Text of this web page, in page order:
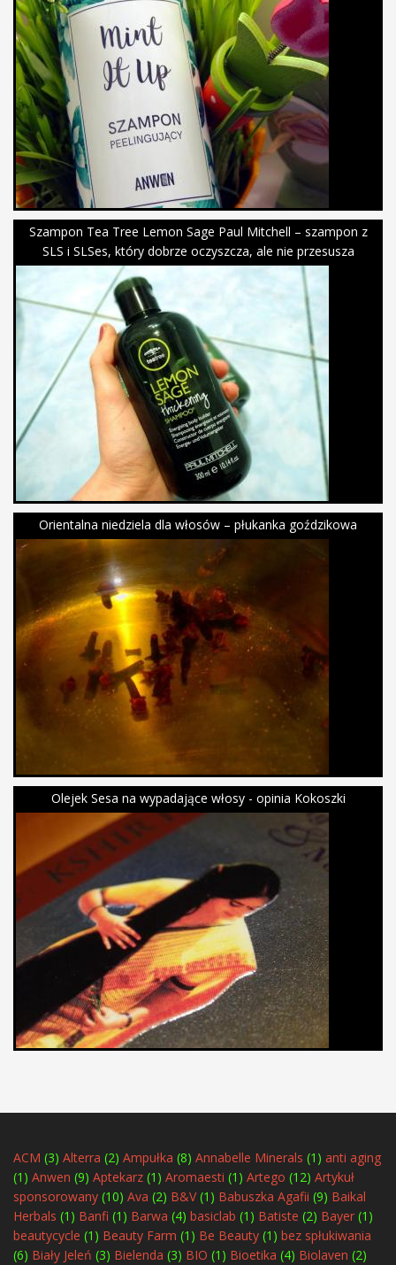
Szampon Tea Tree Lemon Sage Paul Mitchell – szampon z
SLS i SLSes, który dobrze oczyszcza, ale nie przesusza
Orientalna niedziela dla włosów – płukanka goździkowa
Olejek Sesa na wypadające włosy - opinia Kokoszki
ACM (3) Alterra (2) Ampułka (8) Annabelle Minerals (1) anti aging
(1) Anwen (9) Aptekarz (1) Aromaesti (1) Artego (12) Artykuł
sponsorowany (10) Ava (2) B&V(1) Babuszka Agafii (9) Baikal
Herbals (1) Banfi (1) Barwa (4) basiclab (1) Batiste (2) Bayer (1)
beautycycle (1) Beauty Farm (1) Be Beauty (1) bez spłukiwania
(6) Biały Jeleń (3) Bielenda (3) BIO (1) Bioetika (4) Biolaven (2)